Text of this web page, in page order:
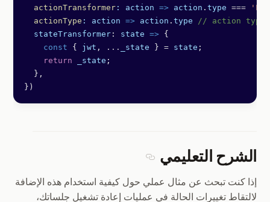
  actionTransformer
: action => action . type ===
  actionType
: action => action . type // action type
  stateTransformer
: state => {
    const
{ jwt , ... _state } = state ;
    return
_state ;
  },
})
الشرح التعليمي
إذا كنت تبحث عن مثال عملي حول كيفية استخدام هذه الإضافة
لالتقاط تغييرات الحالة في عمليات إعادة تشغيل جلساتك،